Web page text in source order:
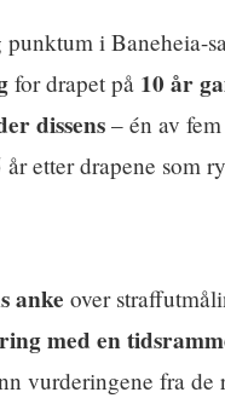
i Baneheia-
for drapet på 10 år
dissens – én av
etter drapene som
anke over
med en
vurderingene fra de